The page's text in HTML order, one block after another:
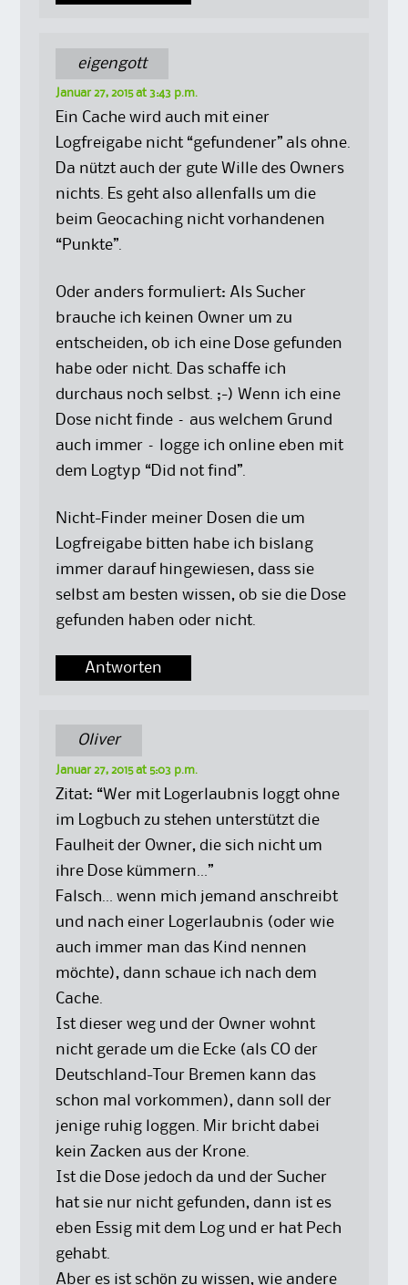
eigengott
Januar 27, 2015 at 3:43 p.m.
Ein Cache wird auch mit einer
Logfreigabe nicht “gefundener” als ohne.
Da nützt auch der gute Wille des Owners
nichts. Es geht also allenfalls um die
beim Geocaching nicht vorhandenen
“Punkte”.
Oder anders formuliert: Als Sucher
brauche ich keinen Owner um zu
entscheiden, ob ich eine Dose gefunden
habe oder nicht. Das schaffe ich
durchaus noch selbst. ;-) Wenn ich eine
Dose nicht finde – aus welchem Grund
auch immer – logge ich online eben mit
dem Logtyp “Did not find”.
Nicht-Finder meiner Dosen die um
Logfreigabe bitten habe ich bislang
immer darauf hingewiesen, dass sie
selbst am besten wissen, ob sie die Dose
gefunden haben oder nicht.
Antworten
Oliver
Januar 27, 2015 at 5:03 p.m.
Zitat: “Wer mit Logerlaubnis loggt ohne
im Logbuch zu stehen unterstützt die
Faulheit der Owner, die sich nicht um
ihre Dose kümmern…”
Falsch… wenn mich jemand anschreibt
und nach einer Logerlaubnis (oder wie
auch immer man das Kind nennen
möchte), dann schaue ich nach dem
Cache.
Ist dieser weg und der Owner wohnt
nicht gerade um die Ecke (als CO der
Deutschland-Tour Bremen kann das
schon mal vorkommen), dann soll der
jenige ruhig loggen. Mir bricht dabei
kein Zacken aus der Krone.
Ist die Dose jedoch da und der Sucher
hat sie nur nicht gefunden, dann ist es
eben Essig mit dem Log und er hat Pech
gehabt.
Aber es ist schön zu wissen, wie andere